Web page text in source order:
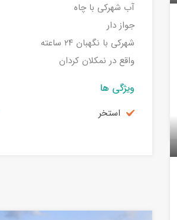
آب شهرکی با چاه
جواز دار
شهرکی با نگهبان ۲۴ ساعته
واقع در نمکلان کردان
ویژگی ها
استخر